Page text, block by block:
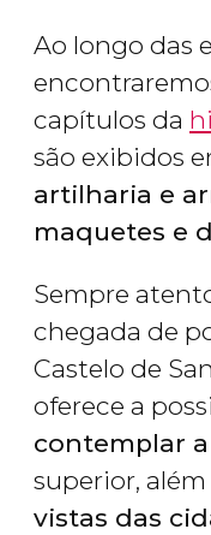
Ao longo das
capítulos da
são exibidos
artilharia e
maquetes e
Sempre
chegada de
Castelo de
oferece a
contemplar
superior,
vistas das